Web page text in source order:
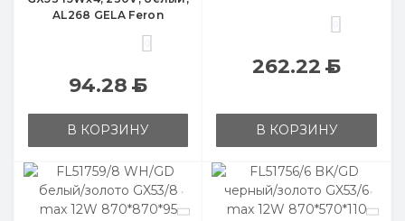
AL268 GELA Feron
94.28Б
В КОРЗИНУ
262.22Б
В КОРЗИНУ